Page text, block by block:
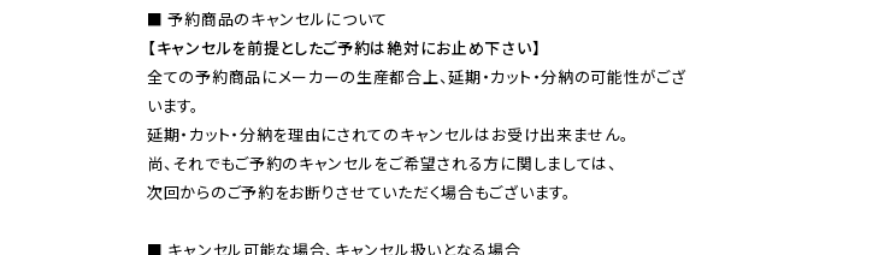
【キャンセルを前提としたご予約は絶対にお止め下さい】
全ての予約商品にメーカーの生産都合上、延期・カット・分納の可能性がござ
います。
延期・カット・分納を理由にされてのキャンセルはお受け出来ません。
尚、それでもご予約のキャンセルをご希望される方に関しましては、
次回からのご予約をお断りさせていただく場合もございます。
■ キャンセル可能な場合、キャンセル扱いとなる場合